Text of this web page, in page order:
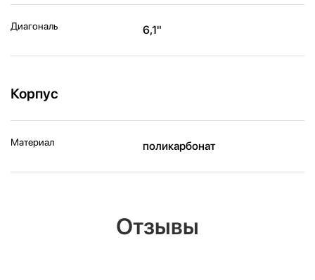
Диагональ 6,1"
Корпус
Материал поликарбонат
Отзывы